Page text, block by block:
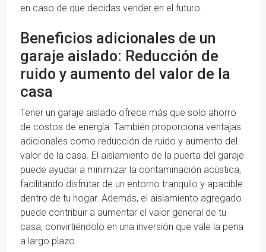
en caso de que decidas vender en el futuro.
Beneficios adicionales de un
garaje aislado: Reducción de
ruido y aumento del valor de la
casa
Tener un garaje aislado ofrece más que solo ahorro
de costos de energía. También proporciona ventajas
adicionales como reducción de ruido y aumento del
valor de la casa. El aislamiento de la puerta del garaje
puede ayudar a minimizar la contaminación acústica,
facilitando disfrutar de un entorno tranquilo y apacible
dentro de tu hogar. Además, el aislamiento agregado
puede contribuir a aumentar el valor general de tu
casa, convirtiéndolo en una inversión que vale la pena
a largo plazo.